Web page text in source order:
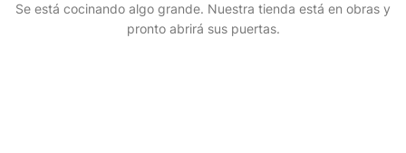
Se está cocinando algo grande. Nuestra tienda está en obras y
pronto abrirá sus puertas.